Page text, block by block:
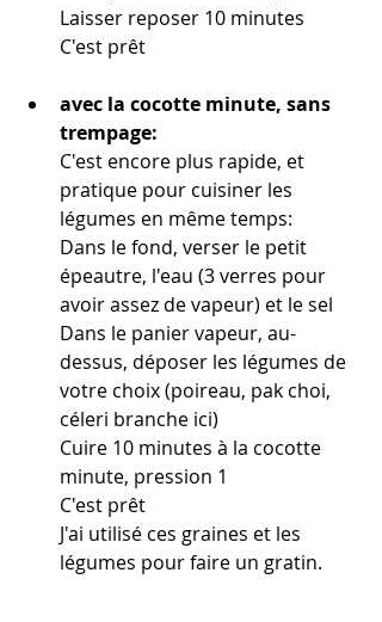
Laisser reposer 10 minutes
C'est prêt
avec la cocotte minute, sans
trempage:
C'est encore plus rapide, et
pratique pour cuisiner les
légumes en même temps:
Dans le fond, verser le petit
épeautre, l'eau (3 verres pour
avoir assez de vapeur) et le sel
Dans le panier vapeur, au-
dessus, déposer les légumes de
votre choix (poireau, pak choi,
céleri branche ici)
Cuire 10 minutes à la cocotte
minute, pression 1
C'est prêt
J'ai utilisé ces graines et les
légumes pour faire un gratin.